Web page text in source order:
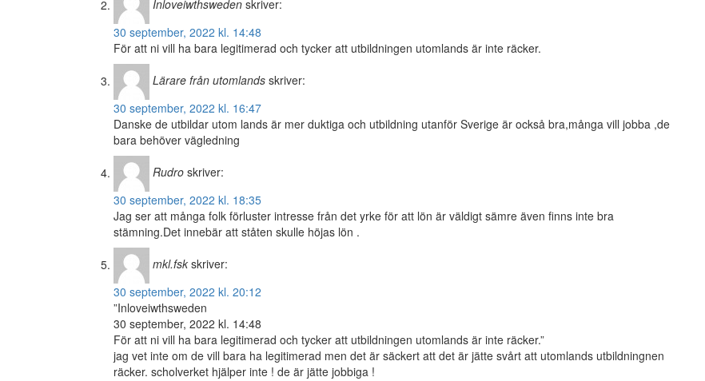
Inloveiwthsweden skriver:
30 september, 2022 kl. 14:48
För att ni vill ha bara legitimerad och tycker att utbildningen utomlands är inte räcker.
Lärare från utomlands skriver:
30 september, 2022 kl. 16:47
Danske de utbildar utom lands är mer duktiga och utbildning utanför Sverige är också bra,många vill jobba ,de
bara behöver vägledning
Rudro skriver:
30 september, 2022 kl. 18:35
Jag ser att många folk förluster intresse från det yrke för att lön är väldigt sämre även finns inte bra
stämning.Det innebär att ståten skulle höjas lön .
mkl.fsk skriver:
30 september, 2022 kl. 20:12
”Inloveiwthsweden
30 september, 2022 kl. 14:48
För att ni vill ha bara legitimerad och tycker att utbildningen utomlands är inte räcker.”
jag vet inte om de vill bara ha legitimerad men det är säckert att det är jätte svårt att utomlands utbildningnen
räcker. scholverket hjälper inte ! de är jätte jobbiga !